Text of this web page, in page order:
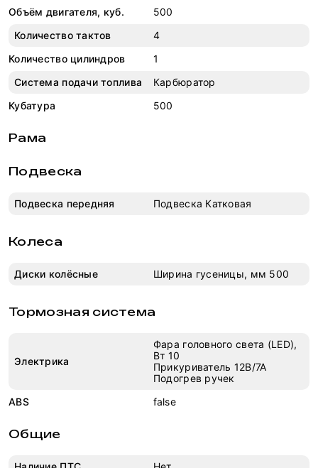
Объём двигателя, куб.
500
Количество тактов
4
Количество цилиндров
1
Система подачи топлива
Карбюратор
Кубатура
500
Рама
Подвеска
Подвеска передняя Подвеска Катковая
Колеса
Диски колёсные Ширина гусеницы, мм 500
Тормозная система
Электрика
Фара головного света (LED),
Вт 10
Прикуриватель 12В/7А
Подогрев ручек
ABS
false
Общие